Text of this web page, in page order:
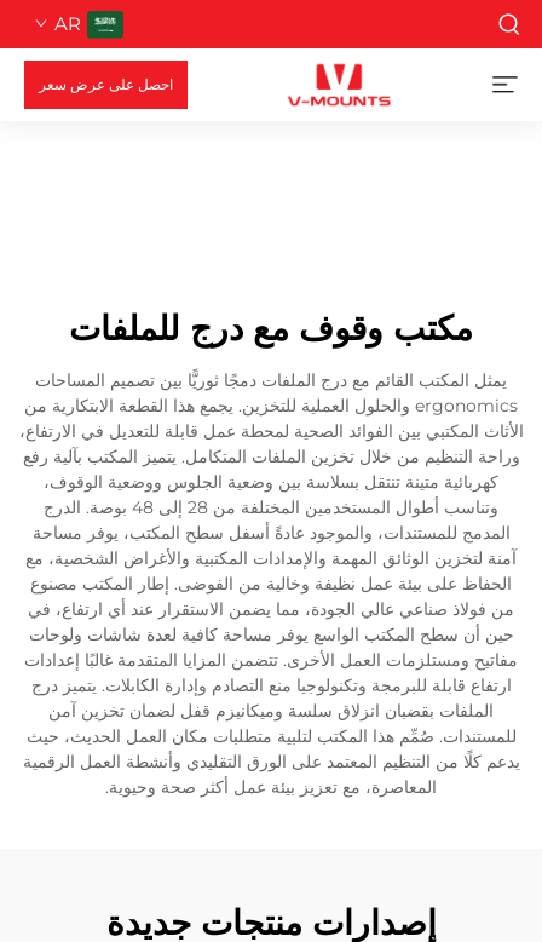
AR
احصل على عرض سعر
مكتب وقوف مع درج للملفات
يمثل المكتب القائم مع درج الملفات دمجًا ثوريًّا بين تصميم المساحات
ergonomics والحلول العملية للتخزين. يجمع هذا القطعة الابتكارية من
الأثاث المكتبي بين الفوائد الصحية لمحطة عمل قابلة للتعديل في الارتفاع،
وراحة التنظيم من خلال تخزين الملفات المتكامل. يتميز المكتب بآلية رفع
كهربائية متينة تنتقل بسلاسة بين وضعية الجلوس ووضعية الوقوف،
وتناسب أطوال المستخدمين المختلفة من 28 إلى 48 بوصة. الدرج
المدمج للمستندات، والموجود عادةً أسفل سطح المكتب، يوفر مساحة
آمنة لتخزين الوثائق المهمة والإمدادات المكتبية والأغراض الشخصية، مع
الحفاظ على بيئة عمل نظيفة وخالية من الفوضى. إطار المكتب مصنوع
من فولاذ صناعي عالي الجودة، مما يضمن الاستقرار عند أي ارتفاع، في
حين أن سطح المكتب الواسع يوفر مساحة كافية لعدة شاشات ولوحات
مفاتيح ومستلزمات العمل الأخرى. تتضمن المزايا المتقدمة غالبًا إعدادات
ارتفاع قابلة للبرمجة وتكنولوجيا منع التصادم وإدارة الكابلات. يتميز درج
الملفات بقضبان انزلاق سلسة وميكانيزم قفل لضمان تخزين آمن
للمستندات. صُمِّم هذا المكتب لتلبية متطلبات مكان العمل الحديث، حيث
يدعم كلًا من التنظيم المعتمد على الورق التقليدي وأنشطة العمل الرقمية
المعاصرة، مع تعزيز بيئة عمل أكثر صحة وحيوية.
إصدارات منتجات جديدة